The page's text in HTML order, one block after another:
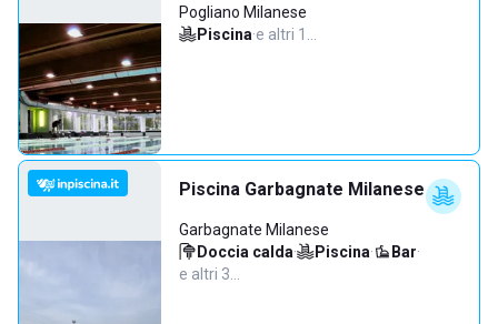
Pogliano Milanese
Piscina·e altri 1…
Piscina Garbagnate Milanese
Garbagnate Milanese
Doccia calda· Piscina· Bar·
e altri 3…